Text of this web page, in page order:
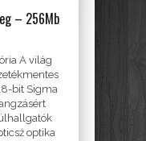
– 256Mb
A világ
bit Sigma
optika